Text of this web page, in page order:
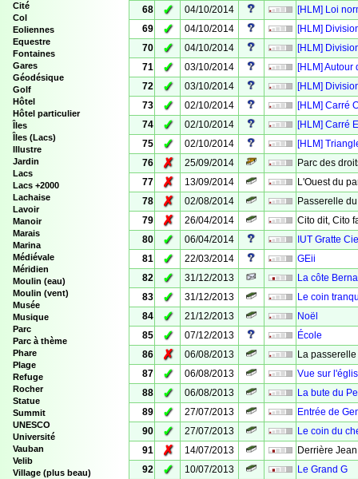
Cité
Col
Eoliennes
Equestre
Fontaines
Gares
Géodésique
Golf
Hôtel
Hôtel particulier
Îles
Îles (Lacs)
Illustre
Jardin
Lacs
Lacs +2000
Lachaise
Lavoir
Manoir
Marais
Marina
Médiévale
Méridien
Moulin (eau)
Moulin (vent)
Musée
Musique
Parc
Parc à thème
Phare
Plage
Refuge
Rocher
Statue
Summit
UNESCO
Université
Vauban
Velib
Village (plus beau)
68
✓ 04/10/2014
[HLM] Loi
69
✓ 04/10/2014
[HLM]
70
✓ 04/10/2014
[HLM]
71
✓ 03/10/2014
[HLM] Autour
72
✓ 03/10/2014
[HLM]
73
✓ 02/10/2014
[HLM] Carré
74
✓ 02/10/2014
[HLM] Carré
75
✓ 02/10/2014
[HLM]
76
✗ 25/09/2014
Parc des
77
✗ 13/09/2014
L'Ouest du
78
✗ 02/08/2014
Passerelle
79
✗ 26/04/2014
Cito dit, Cito
80
✓ 06/04/2014
IUT Gratte
81
✓ 22/03/2014
GEii
82
✓ 31/12/2013
La côte
83
✓ 31/12/2013
Le coin
84
✓ 21/12/2013
Noël
85
✓ 07/12/2013
École
86
✗ 06/08/2013
La
87
✓ 06/08/2013
Vue sur
88
✓ 06/08/2013
La bute du
89
✓ 27/07/2013
Entrée de
90
✓ 27/07/2013
Le coin du
91
✗ 14/07/2013
Derrière
92
✓ 10/07/2013
Le Grand G